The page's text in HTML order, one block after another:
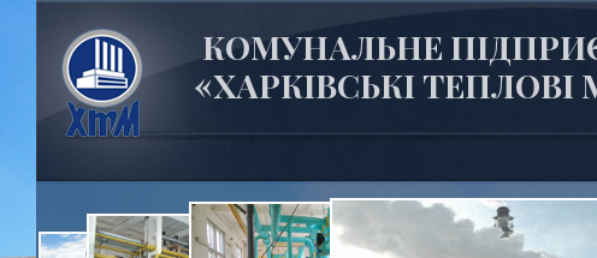
КОМУНАЛЬНЕ
«ХАРКІВСЬКІ ТЕПЛОВІ